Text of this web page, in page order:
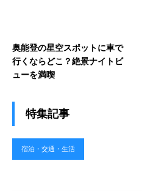
奥能登の星空スポットに車で
行くならどこ？絶景ナイトビ
ューを満喫
特集記事
宿泊・交通・生活